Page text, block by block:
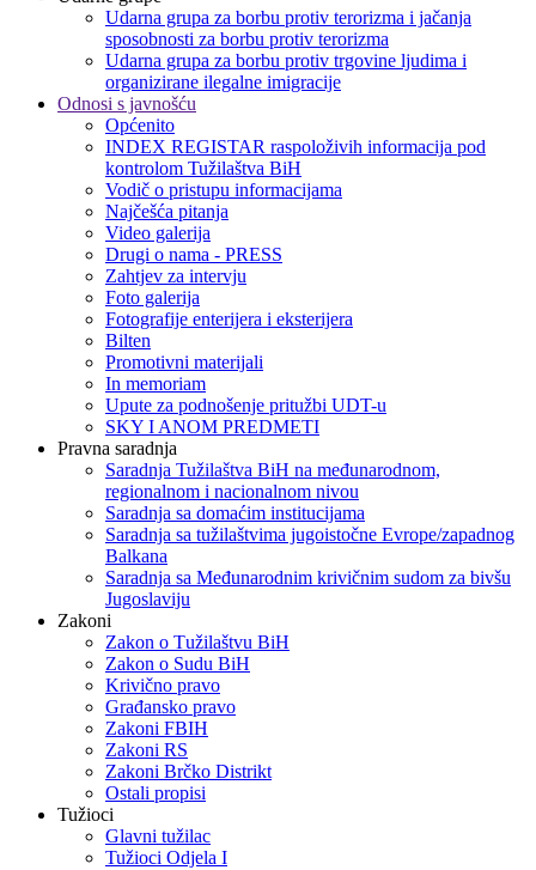
Udarna grupa za borbu protiv terorizma i jačanja
sposobnosti za borbu protiv terorizma
Udarna grupa za borbu protiv trgovine ljudima i
organizirane ilegalne imigracije
Odnosi s javnošću
Općenito
INDEX REGISTAR raspoloživih informacija pod
kontrolom Tužilaštva BiH
Vodič o pristupu informacijama
Najčešća pitanja
Video galerija
Drugi o nama - PRESS
Zahtjev za intervju
Foto galerija
Fotografije enterijera i eksterijera
Bilten
Promotivni materijali
In memoriam
Upute za podnošenje pritužbi UDT-u
SKY I ANOM PREDMETI
Pravna saradnja
Saradnja Tužilaštva BiH na međunarodnom,
regionalnom i nacionalnom nivou
Saradnja sa domaćim institucijama
Saradnja sa tužilaštvima jugoistočne Evrope/zapadnog
Balkana
Saradnja sa Međunarodnim krivičnim sudom za bivšu
Jugoslaviju
Zakoni
Zakon o Тužilaštvu BiH
Zakon o Sudu BiH
Krivično pravo
Građansko pravo
Zakoni FBIH
Zakoni RS
Zakoni Brčko Distrikt
Ostali propisi
Tužioci
Glavni tužilac
Tužioci Odjela I